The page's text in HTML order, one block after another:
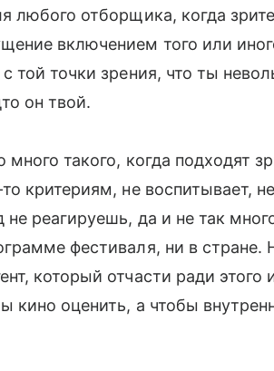
любого отборщика, когда
включением того или
той точки зрения, что ты
он твой.
такого, когда подходят
критериям, не воспитывает,
реагируешь, да и не так
фестиваля, ни в стране.
который отчасти ради этого
кино оценить, а чтобы